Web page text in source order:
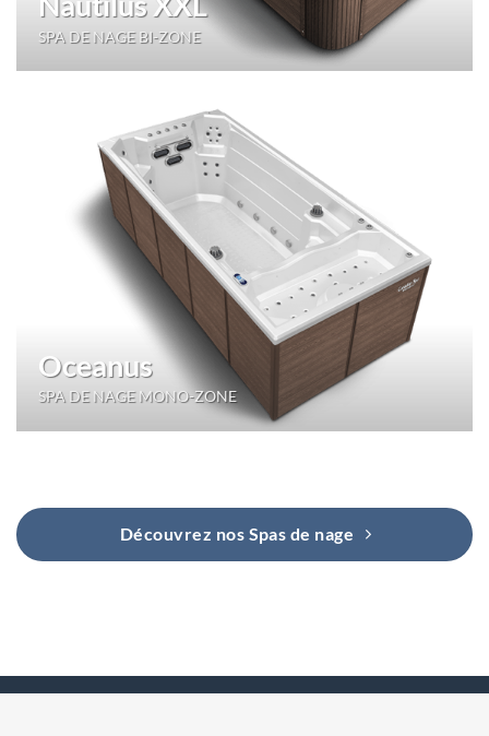
SPA DE NAGE BI-ZONE
Oceanus
SPA DE NAGE MONO-ZONE
Découvrez nos Spas de nage